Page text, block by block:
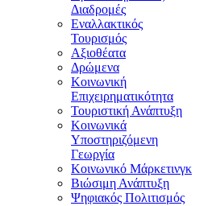
Διαδρομές
Εναλλακτικός
Τουρισμός
Αξιοθέατα
Δρώμενα
Κοινωνική
Επιχειρηματικότητα
Τουριστική Ανάπτυξη
Κοινωνικά
Υποστηριζόμενη
Γεωργία
Κοινωνικό Μάρκετινγκ
Βιώσιμη Ανάπτυξη
Ψηφιακός Πολιτισμός